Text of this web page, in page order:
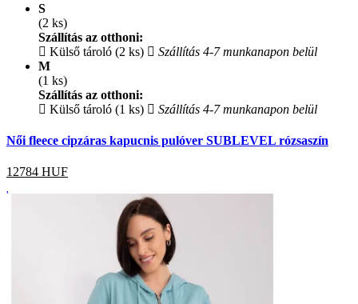
S
(2 ks)
Szállítás az otthoni:
Külső tároló (2 ks)
Szállítás 4-7 munkanapon belül
M
(1 ks)
Szállítás az otthoni:
Külső tároló (1 ks)
Szállítás 4-7 munkanapon belül
Női fleece cipzáras kapucnis pulóver SUBLEVEL rózsaszín
12784 HUF